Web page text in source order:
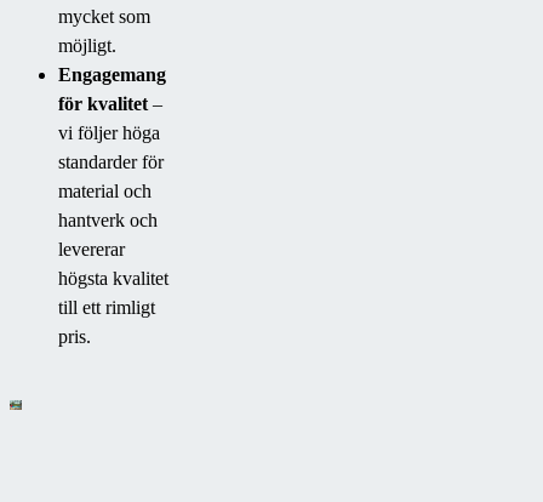
mycket som
möjligt.
Engagemang
för kvalitet –
vi följer höga
standarder för
material och
hantverk och
levererar
högsta kvalitet
till ett rimligt
pris.